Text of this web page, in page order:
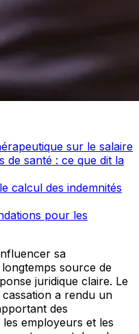
sur le salaire
de santé : ce que dit la
calcul des indemnités
pour les
sa
source de
juridique claire. Le
a rendu un
des
employeurs et les